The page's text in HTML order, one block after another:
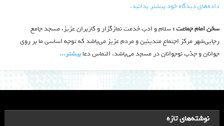
داده‌های دیدگاه خود بیشتر بدانید.
سخن امام جماعت :سلام و ادب خدمت نمازگزار و کاربران عزیز، مسجد جامع
رجایی‌شهر مرکز اجتماع متدینین و مردم عزیز می‌باشد که توجه اساسی ما بر روی
جوانان و جذب نوجوانان در مسجد می‌باشد. التماس دعابیشتر‫...‬
نوشته‌های تازه